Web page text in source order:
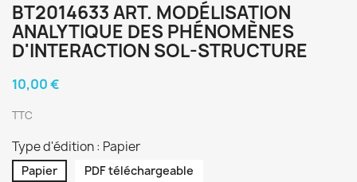
BT2014633 ART. MODÉLISATION
ANALYTIQUE DES PHÉNOMÈNES
D'INTERACTION SOL-STRUCTURE
10,00 €
TTC
Type d'édition : Papier
Papier PDF téléchargeable